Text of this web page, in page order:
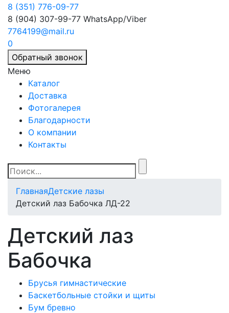
8 (351) 776-09-77
8 (904) 307-99-77 WhatsApp/Viber
7764199@mail.ru
0
Обратный звонок
Меню
Каталог
Доставка
Фотогалерея
Благодарности
О компании
Контакты
ГлавнаяДетские лазы
Детский лаз Бабочка ЛД-22
Детский лаз
Бабочка
Брусья гимнастические
Баскетбольные стойки и щиты
Бум бревно